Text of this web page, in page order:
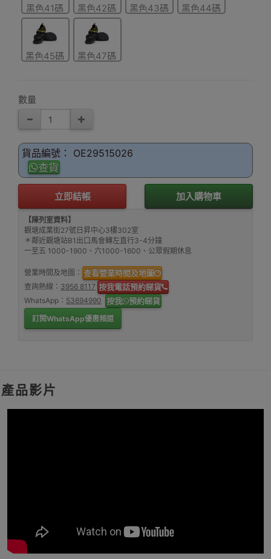
黑色41碼 黑色42碼 黑色43碼 黑色44碼
黑色45碼 黑色47碼
數量
貨品編號： OE29515026
查貨
立即結帳 加入購物車
【陳列室資料】
觀塘成業街27號日昇中心3樓302室
＊鄰近觀塘站B1出口馬會轉左直行3-4分鐘
一至五 1000-1900、六1000-1600、公眾假期休息
營業時間及地圖： 查看營業時間及地圖
查詢熱線： 3956 8117 按我電話預約睇貨
WhatsApp： 53694990 按我 預約睇貨
訂閱WhatsApp優惠頻道
產品影片